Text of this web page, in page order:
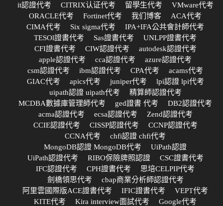
it認證代考
CITRIX认证代考 留學生代考
VMware代考
ORACLE代考
Fortinet代考 我们博客
ACA代考
CIMA代考
Six sigma代考
IPA+IFA公共會計師代考
TESOl證書代考
Sas證書代考
UNLPP證書代考
CFI證書代考
CIW認證代考
autodesk認證代考
apple認證代考
cca認證代考
azure認證代考
csm認證代考
ibm認證代考 CPA代考
acams代考
GIAC代考
apics代考 juniper代考
lpi認證 lpi代考
uipath認證 uipath代考
精算師認證代考
MCDBA數據庫管理師代考
ged證書 代考
DB2認證代考
acma認證代考
ecsa認證代考
Zend認證代考
CCIE認證代考
CISSP認證代考
CCNP認證代考
CCNA代考
chfi認證 chfi代考
MongoDB認證 MongoDB代考
UiPath認證
UiPath認證代考
RIBO保險牌照認證
CSC證書代考
IFC認證代考
CPH證書代考
思培CELPIP代考
劍橋領思代考
cbap商業分析師認證代考
阿里雲國際版ACE證書代考
IFIC證書代考
VEPT代考
KITE代考
Kira interview面試代考
Google代考